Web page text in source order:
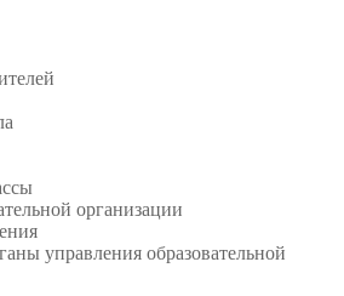
организации
управления образовательной